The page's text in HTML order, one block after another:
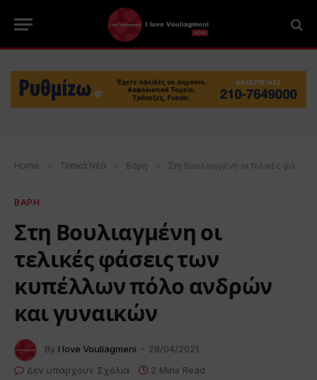
Home » Τοπικά Νέα » Βάρη » Στη Βουλιαγμένη οι τελικές φάσεις των κυπέλλων πόλο ανδρών και γυναικών
ΒΑΡΗ
Στη Βουλιαγμένη οι
τελικές φάσεις των
κυπέλλων πόλο ανδρών
και γυναικών
By I love Vouliagmeni
28/04/2021
Δεν υπάρχουν Σχόλια
2 Mins Read